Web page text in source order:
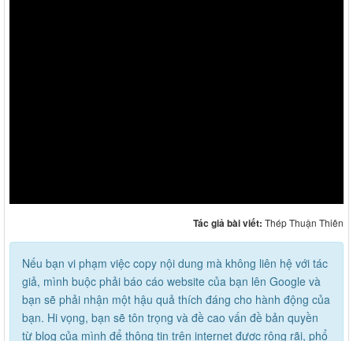
Tác giả bài viết: Thép Thuận Thiên
Nếu bạn vi phạm việc copy nội dung mà không liên hệ với tác
giả, mình buộc phải báo cáo website của bạn lên Google và
bạn sẽ phải nhận một hậu quả thích đáng cho hành động của
bạn. Hi vọng, bạn sẽ tôn trọng và đề cao vấn đề bản quyền
từ blog của mình để thông tin trên internet được rộng rãi, phổ